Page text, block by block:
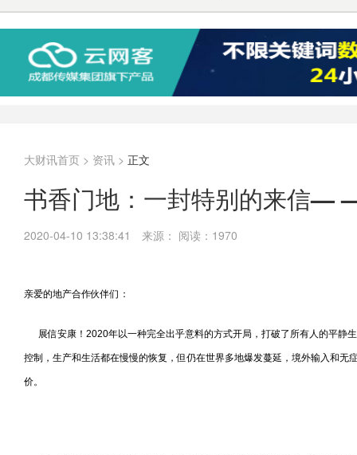
大财讯首页 > 资讯 > 正文
书香门地：一封特别的来信—
2020-04-10 13:38:41 来源： 阅读：1970
亲爱的地产合作伙伴们：
展信安康！2020年以一种完全出乎意料的方式开局，打破了所有人的平静
控制，生产和生活都在慢慢的恢复，但仍在世界多地爆发蔓延，境外输入和
价。